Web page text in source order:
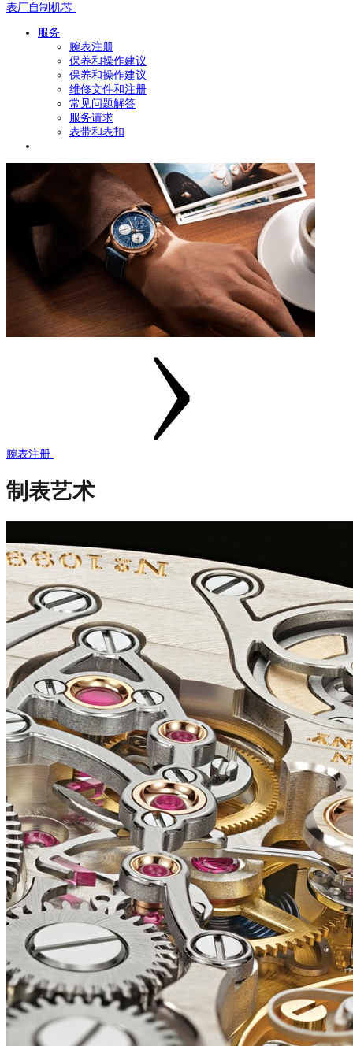
表厂自制机芯
服务
腕表注册
保养和操作建议
保养和操作建议
维修文件和注册
常见问题解答
服务请求
表带和表扣
腕表注册
制表艺术